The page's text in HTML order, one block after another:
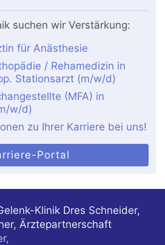
suchen wir Verstärkung:
für Anästhesie
/ Rehamedizin in
Stationsarzt (m/w/d)
(MFA) in
w/d)
zu Ihrer Karriere bei uns!
Portal
Klinik Dres Schneider,
Ärztepartnerschaft